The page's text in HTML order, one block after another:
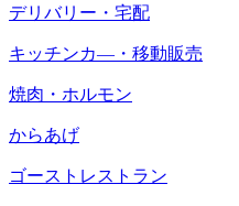
デリバリー・宅配
キッチンカ―・移動販売
焼肉・ホルモン
からあげ
ゴーストレストラン